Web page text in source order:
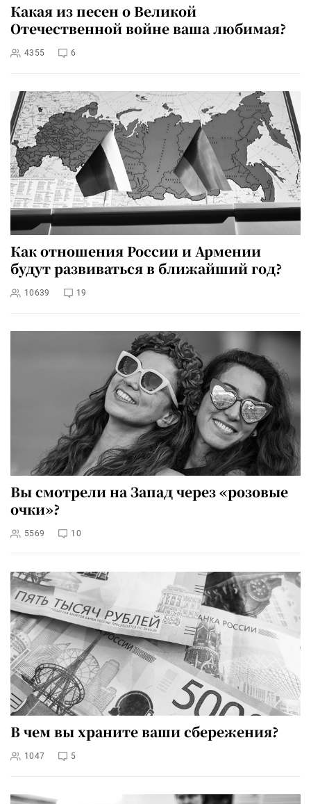
Какая из песен о Великой
Отечественной войне ваша любимая?
4355 6
Как отношения России и Армении
будут развиваться в ближайший год?
10639 19
Вы смотрели на Запад через «розовые
очки»?
5569 10
В чем вы храните ваши сбережения?
1047 5